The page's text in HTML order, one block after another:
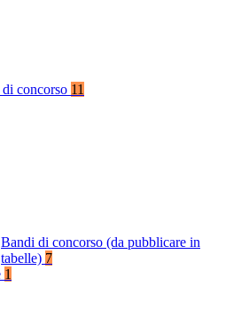
concorso 11
Bandi di concorso (da pubblicare in
tabelle) 7
1